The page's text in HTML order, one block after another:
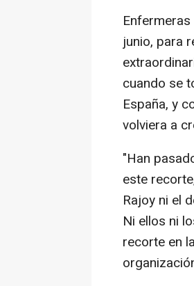
junio, para
cuando se
España, y
volviera a
"Han
este
Rajoy ni el
Ni ellos ni
recorte en